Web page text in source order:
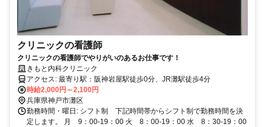
クリニックの看護師
クリニックの看護師でやりがいのあるお仕事です！
きもと内科クリニック
アクセス: 最寄り駅：阪神岩屋駅徒歩0分、JR灘駅徒歩4分
時給2,000円～2,100円
兵庫県神戸市灘区
勤務時間・曜日: シフト制 下記時間帯からシフト制で勤務時間を決
定します。 月 9：00-19：00 火 8：00-19：00 水 8：30-19：00